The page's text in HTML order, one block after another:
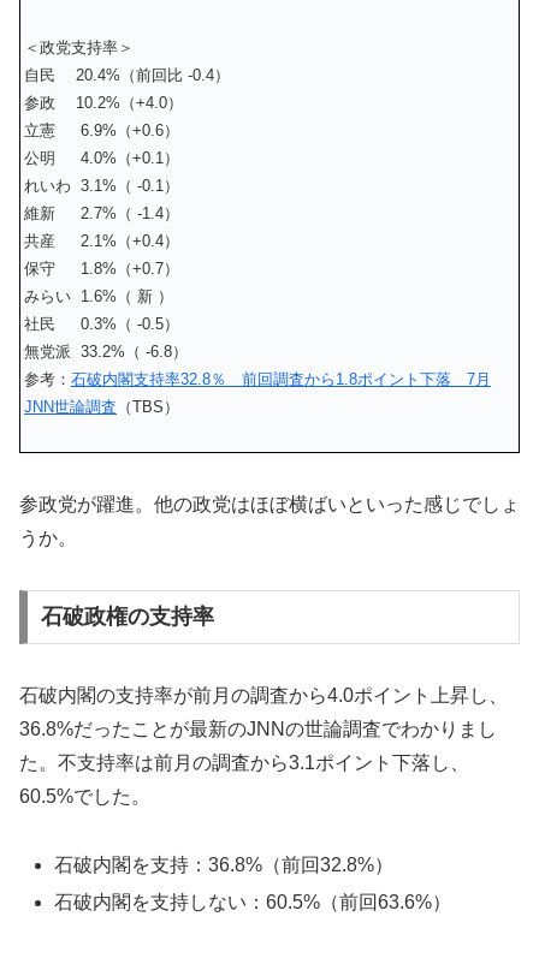
＜政党支持率＞
自民 20.4%（前回比 -0.4）
参政 10.2%（+4.0）
立憲 6.9%（+0.6）
公明 4.0%（+0.1）
れいわ 3.1%（ -0.1）
維新 2.7%（ -1.4）
共産 2.1%（+0.4）
保守 1.8%（+0.7）
みらい 1.6%（ 新 ）
社民 0.3%（ -0.5）
無党派 33.2%（ -6.8）
参考： 石破内閣支持率32.8％ 前回調査から1.8ポイント下落 7月
JNN世論調査 （TBS）
参政党が躍進。他の政党はほぼ横ばいといった感じでしょ
うか。
石破政権の支持率
石破内閣の支持率が前月の調査から4.0ポイント上昇し、
36.8%だったことが最新のJNNの世論調査でわかりまし
た。不支持率は前月の調査から3.1ポイント下落し、
60.5%でした。
石破内閣を支持：36.8%（前回32.8%）
石破内閣を支持しない：60.5%（前回63.6%）